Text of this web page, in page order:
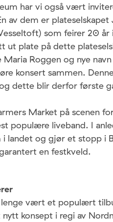
har vi også vært
av dem er
som feirer 20
ut plate på dette
Maria Roggen og nye
konsert sammen.
dette blir derfor første
Market på scenen
populære liveband. I
landet og gjør et stopp i
en festkveld.
lenge vært et populært
konsept i regi av